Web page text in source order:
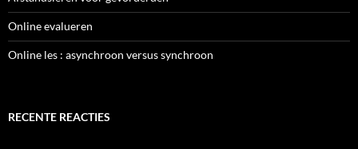
Online evalueren
Online les : asynchroon versus synchroon
RECENTE REACTIES